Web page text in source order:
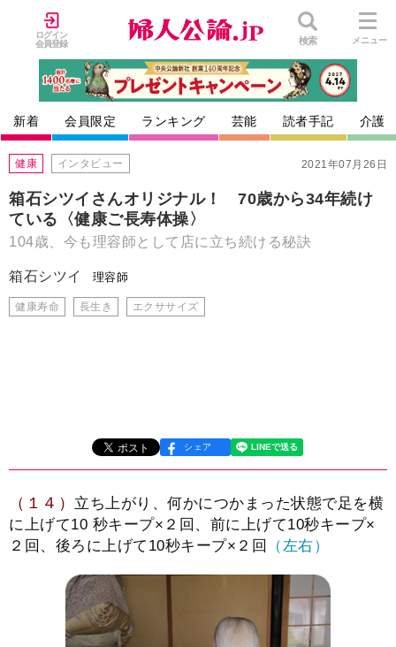
ログイン
会員登録
検索 メニュー
新着 会員限定 ランキング 芸能 読者手記 介護
2021年07月26日
健康 インタビュー
箱石シツイさんオリジナル！ 70歳から34年続け
ている〈健康ご長寿体操〉
104歳、今も理容師として店に立ち続ける秘訣
箱石シツイ 理容師
健康寿命 長生き エクササイズ
シェア
（１４） 立ち上がり、何かにつかまった状態で足を横
に上げて10 秒キープ×２回、前に上げて10秒キープ×
２回、後ろに上げて10秒キープ×２回
（左右）